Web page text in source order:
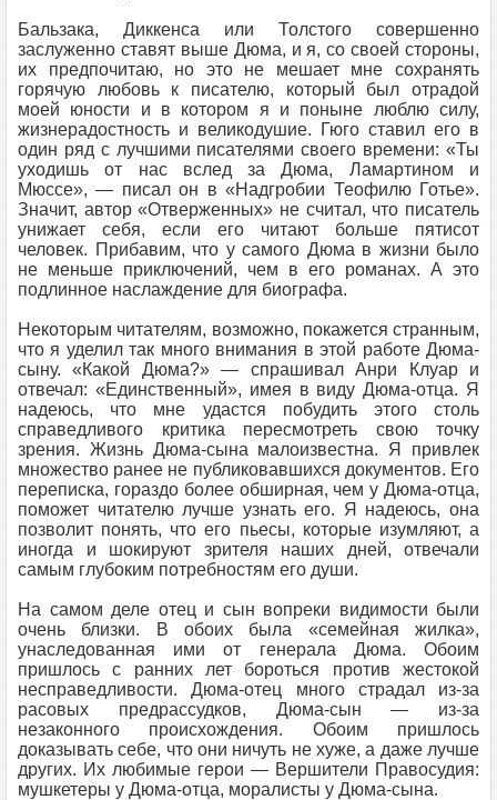
Бальзака, Диккенса или Толстого совершенно
заслуженно ставят выше Дюма, и я, со своей стороны,
их предпочитаю, но это не мешает мне сохранять
горячую любовь к писателю, который был отрадой
моей юности и в котором я и поныне люблю силу,
жизнерадостность и великодушие. Гюго ставил его в
один ряд с лучшими писателями своего времени: «Ты
уходишь от нас вслед за Дюма, Ламартином и
Мюссе», — писал он в «Надгробии Теофилю Готье».
Значит, автор «Отверженных» не считал, что писатель
унижает себя, если его читают больше пятисот
человек. Прибавим, что у самого Дюма в жизни было
не меньше приключений, чем в его романах. А это
подлинное наслаждение для биографа.
Некоторым читателям, возможно, покажется странным,
что я уделил так много внимания в этой работе Дюма-
сыну. «Какой Дюма?» — спрашивал Анри Клуар и
отвечал: «Единственный», имея в виду Дюма-отца. Я
надеюсь, что мне удастся побудить этого столь
справедливого критика пересмотреть свою точку
зрения. Жизнь Дюма-сына малоизвестна. Я привлек
множество ранее не публиковавшихся документов. Его
переписка, гораздо более обширная, чем у Дюма-отца,
поможет читателю лучше узнать его. Я надеюсь, она
позволит понять, что его пьесы, которые изумляют, а
иногда и шокируют зрителя наших дней, отвечали
самым глубоким потребностям его души.
На самом деле отец и сын вопреки видимости были
очень близки. В обоих была «семейная жилка»,
унаследованная ими от генерала Дюма. Обоим
пришлось с ранних лет бороться против жестокой
несправедливости. Дюма-отец много страдал из-за
расовых предрассудков, Дюма-сын — из-за
незаконного происхождения. Обоим пришлось
доказывать себе, что они ничуть не хуже, а даже лучше
других. Их любимые герои — Вершители Правосудия:
мушкетеры у Дюма-отца, моралисты у Дюма-сына.